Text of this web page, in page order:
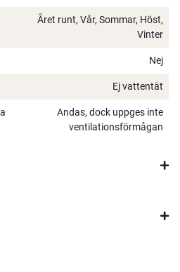
Året runt, Vår, Sommar, Höst,
Vinter
Nej
Ej vattentät
Andas, dock uppges inte
ventilationsförmågan